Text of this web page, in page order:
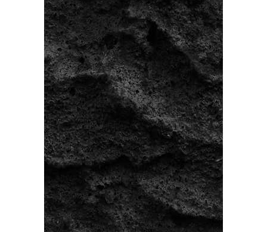
Parece que el
volcán ha
entrado en
erupción y la
página que
buscas ha
quedado
sepultada por la
lava.